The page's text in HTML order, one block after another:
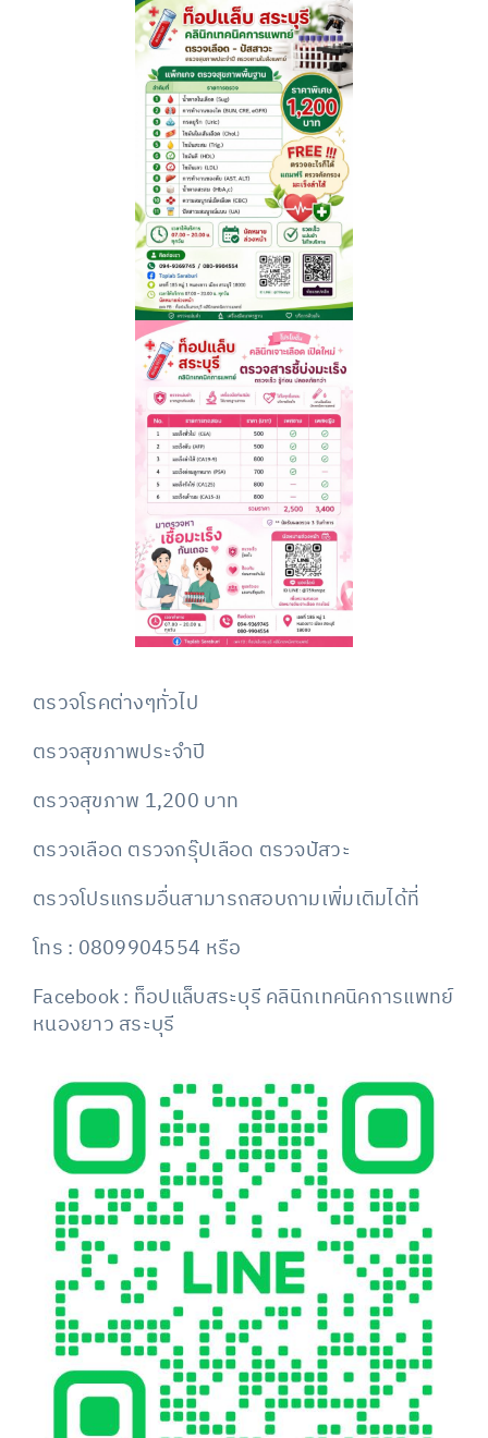
ตรวจโรคต่างๆทั่วไป
ตรวจสุขภาพประจำปี
ตรวจสุขภาพ 1,200 บาท
ตรวจเลือด ตรวจกรุ๊ปเลือด ตรวจปัสวะ
ตรวจโปรแกรมอื่นสามารถสอบถามเพิ่มเติมได้ที่
โทร : 0809904554 หรือ
Facebook : ท็อปแล็บสระบุรี คลินิกเทคนิคการแพทย์
หนองยาว สระบุรี